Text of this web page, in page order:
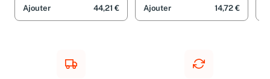
Ajouter 44,21 € Ajouter 14,72 €